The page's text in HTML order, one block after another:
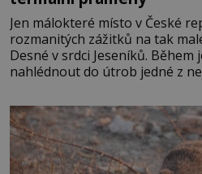
Jen málokteré místo v České
rozmanitých zážitků na tak
Desné v srdci Jeseníků.
nahlédnout do útrob jedné z
se na koloběžce a den
Velkých Losinách nebo v